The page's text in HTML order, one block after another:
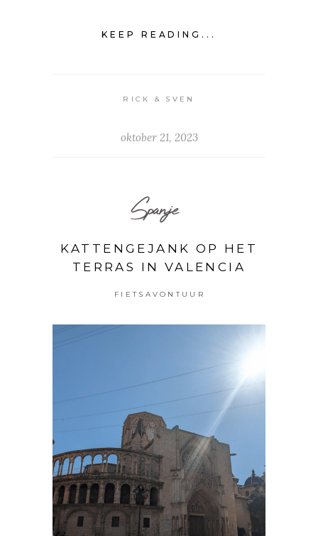
KEEP READING...
RICK & SVEN
oktober 21, 2023
Spanje
KATTENGEJANK OP HET
TERRAS IN VALENCIA
FIETSAVONTUUR